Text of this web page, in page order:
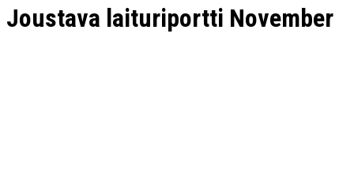
Joustava laituriportti November